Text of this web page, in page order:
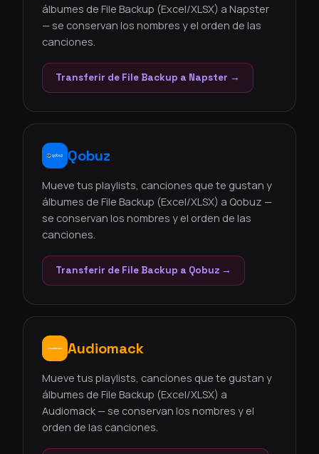
álbumes de File Backup (Excel/XLSX) a Napster
— se conservan los nombres y el orden de las
canciones.
Transferir de File Backup a Napster →
Qobuz
Mueve tus playlists, canciones que te gustan y
álbumes de File Backup (Excel/XLSX) a Qobuz —
se conservan los nombres y el orden de las
canciones.
Transferir de File Backup a Qobuz →
Audiomack
Mueve tus playlists, canciones que te gustan y
álbumes de File Backup (Excel/XLSX) a
Audiomack — se conservan los nombres y el
orden de las canciones.